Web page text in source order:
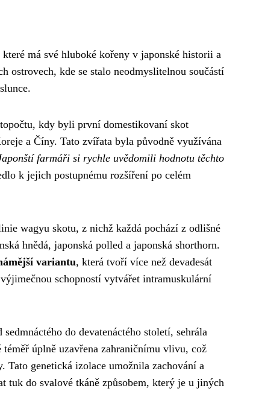
které má své hluboké kořeny v japonské historii a
ostrovech, kde se stalo neodmyslitelnou součástí
kdy byli první domestikovaní skot
a Číny. Tato zvířata byla původně využívána
farmáři si rychle uvědomili hodnotu těchto
k jejich postupnému rozšíření po celém
wagyu skotu, z nichž každá pochází z odlišné
hnědá, japonská polled a japonská shorthorn.
variantu, která tvoří více než devadesát
schopností vytvářet intramuskulární
do devatenáctého století, sehrála
úplně uzavřena zahraničnímu vlivu, což
genetická izolace umožnila zachování a
tuk do svalové tkáně způsobem, který je u jiných